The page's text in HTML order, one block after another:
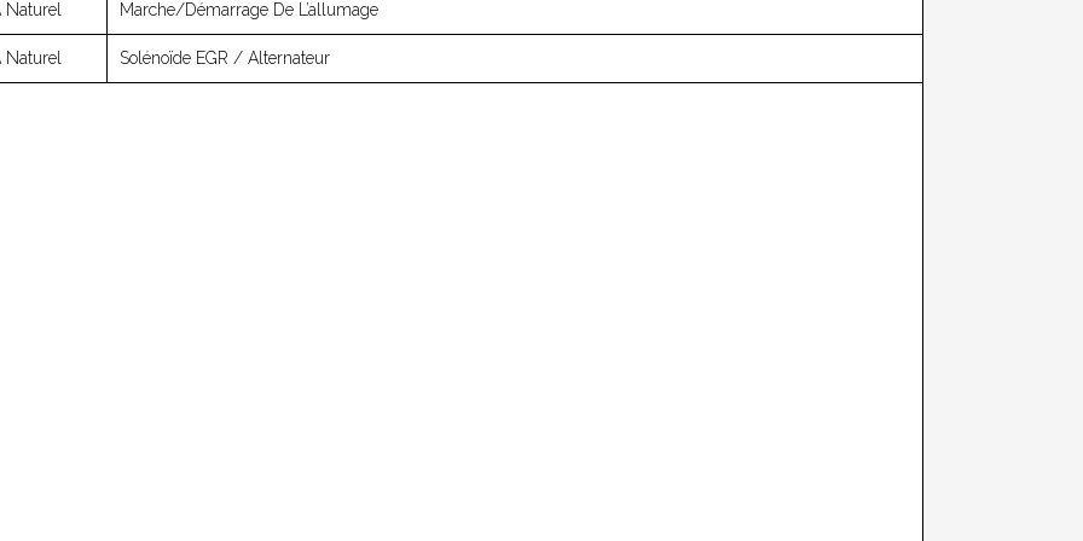
Naturel Marche/démarrage De L’allumage
Naturel Solénoïde EGR / Alternateur